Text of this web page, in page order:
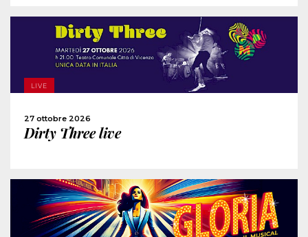
LIVE
27 ottobre 2026
Dirty Three live
SCOPRI DI PIÙ
ACQUISTA
SCOPRI DI PIÙ